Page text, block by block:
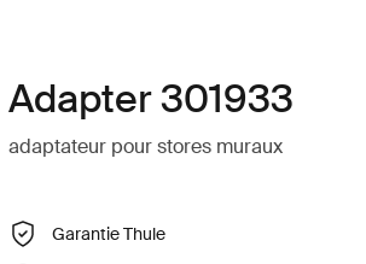
Adapter 301933
adaptateur pour stores muraux
Garantie Thule